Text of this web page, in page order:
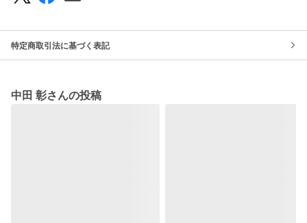
特定商取引法に基づく表記
中田 彰さんの投稿